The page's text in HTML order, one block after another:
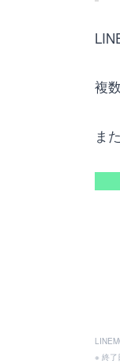
複
ま
※ 終了